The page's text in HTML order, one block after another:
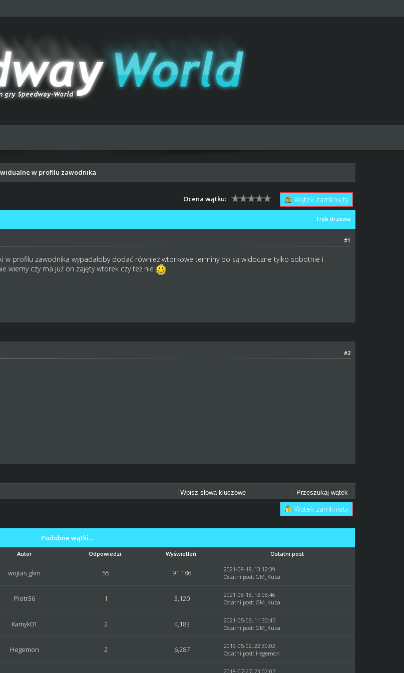
w profilu zawodnika
Wątek zamknięty
Ocena wątku:
Tryb drzewa
#1
w profilu zawodnika wypadałoby dodać również wtorkowe terminy bo są widoczne tylko sobotnie i
wiemy czy ma już on zajęty wtorek czy też nie
#2
Wątek zamknięty
Podobne wątki…
Autor Odpowiedzi: Wyświetleń: Ostatni post
wojtas_gkm 55 91,186
2021-08-18, 13:12:39
Ostatni post:GM_Kuba
Piotr36 1 3,120
2021-08-18, 13:03:46
Ostatni post:GM_Kuba
Kamyk01 2 4,183
2021-05-03, 11:30:45
Ostatni post:GM_Kuba
Hegemon 2 6,287
2019-05-02, 22:30:02
Ostatni post: Hegemon
2018-07-27, 23:02:07